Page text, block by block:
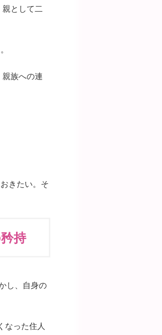
として二
族への連
きたい。そ
持
し、自身の
なった住人